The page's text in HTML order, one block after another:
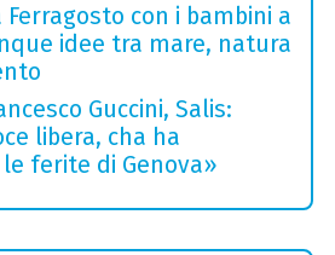
Ferragosto con i bambini a
idee tra mare, natura
Guccini, Salis:
libera, cha ha
ferite di Genova»